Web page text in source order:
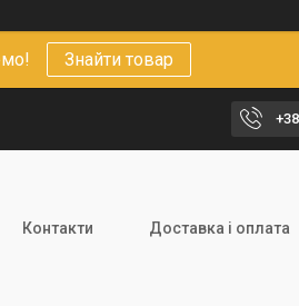
Знайти товар
Контакти Доставка і оплата